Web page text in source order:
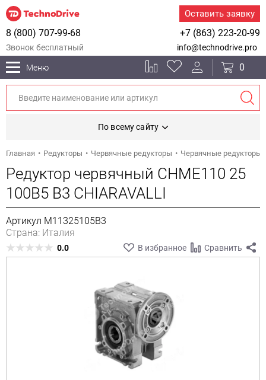
Оставить заявку
+7 (863) 223-20-99
8 (800) 707-99-68
Звонок бесплатный info@technodrive.pro
Меню 0
По всему сайту
Главная Редукторы Червячные редукторы Червячные редукторы
Редуктор червячный CHME110 25
100B5 B3 CHIARAVALLI
Артикул M11325105B3
Страна: Италия
0.0 В избранное Сравнить